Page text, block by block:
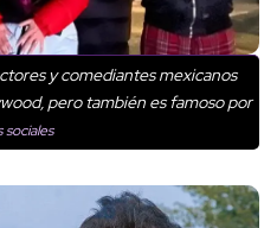
y comediantes mexicanos
pero también es famoso por
sociales